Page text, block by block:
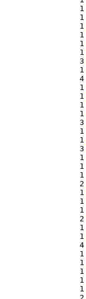
  1
  1
  1
  1
  1
  1
  3
  1
  4
  1
  1
  1
  1
  3
  1
  1
  3
  1
  1
  1
  2
  1
  1
  1
  2
  1
  1
  4
  1
  1
  1
  1
  1